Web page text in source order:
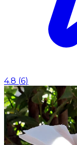
4.8 (6)